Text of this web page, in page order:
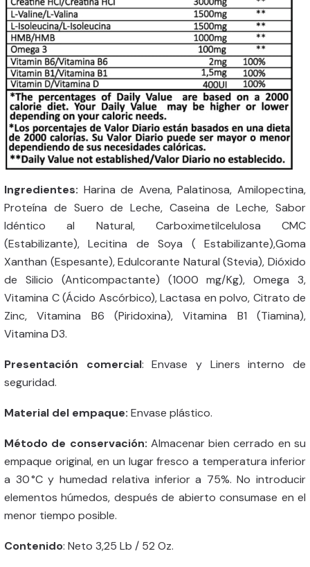
Ingredientes: Harina de Avena, Palatinosa, Amilopectina,
Proteína de Suero de Leche, Caseina de Leche, Sabor
Idéntico al Natural, Carboximetilcelulosa CMC
(Estabilizante), Lecitina de Soya ( Estabilizante),Goma
Xanthan (Espesante), Edulcorante Natural (Stevia), Dióxido
de Silicio (Anticompactante) (1000 mg/Kg), Omega 3,
Vitamina C (Ácido Ascórbico), Lactasa en polvo, Citrato de
Zinc, Vitamina B6 (Piridoxina), Vitamina B1 (Tiamina),
Vitamina D3.
Presentación comercial: Envase y Liners interno de
seguridad.
Material del empaque: Envase plástico.
Método de conservación: Almacenar bien cerrado en su
empaque original, en un lugar fresco a temperatura inferior
a 30 °C y humedad relativa inferior a 75%. No introducir
elementos húmedos, después de abierto consumase en el
menor tiempo posible.
Contenido: Neto 3,25 Lb / 52 Oz.